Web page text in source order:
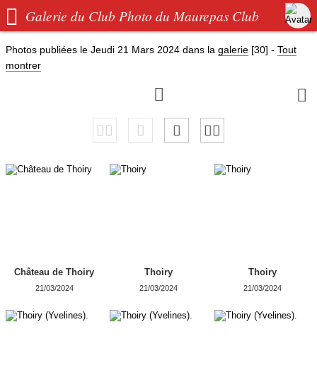
 Galerie du Club Photo du Maurepas Club
Photos publiées le Jeudi 21 Mars 2024 dans la galerie [30] - Tout
montrer
 
Château de Thoiry
21/03/2024
Thoiry
21/03/2024
Thoiry
21/03/2024